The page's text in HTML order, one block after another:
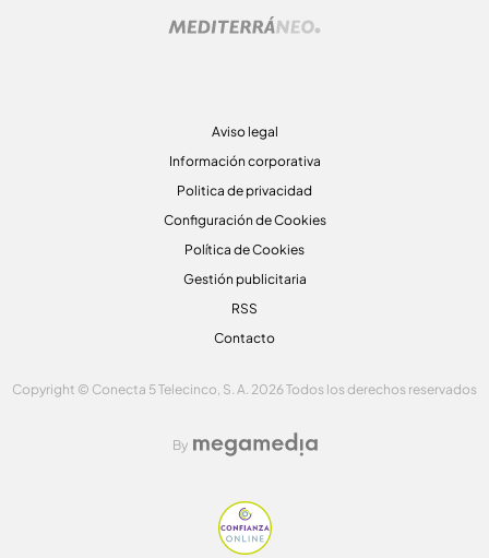
Aviso legal
Información corporativa
Politica de privacidad
Configuración de Cookies
Política de Cookies
Gestión publicitaria
RSS
Contacto
Copyright © Conecta 5 Telecinco, S. A. 2026 Todos los derechos reservados
By